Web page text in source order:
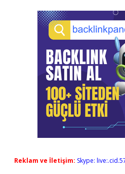
Reklam ve İletişim: Skype: